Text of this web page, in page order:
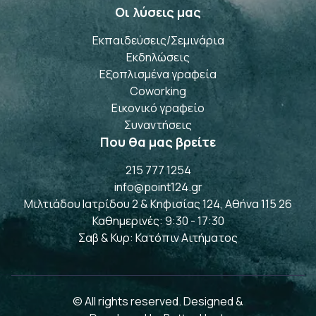
Επικοινωνία
Οι λύσεις μας
Εκπαιδεύσεις/Σεμινάρια
Εκπαιδεύσεις/Σεμινάρια
Εκδηλώσεις
Εκδηλώσεις
Εξοπλισμένα γραφεία
Εξοπλισμένα γραφεία
Coworking
Coworking
Εικονικό γραφείο
Εικονικό γραφείο
Συναντήσεις
Συναντήσεις
Που θα μας βρείτε
215 777 1254
215 777 1254
info@point124.gr
info@point124.gr
Μιλτιάδου Ιατρίδου 2 & Κηφισίας 124, Αθήνα 115 26
Μιλτιάδου Ιατρίδου 2 & Κηφισίας 124, Αθήνα 115 26
Καθημερινές: 9:30 - 17:30
Σαβ & Κυρ: Κατόπιν Αιτήματος
Καθημερινές: 9:30 - 17:30
Σαβ & Κυρ: Κατόπιν Αιτήματος
© All rights reserved. Designed &